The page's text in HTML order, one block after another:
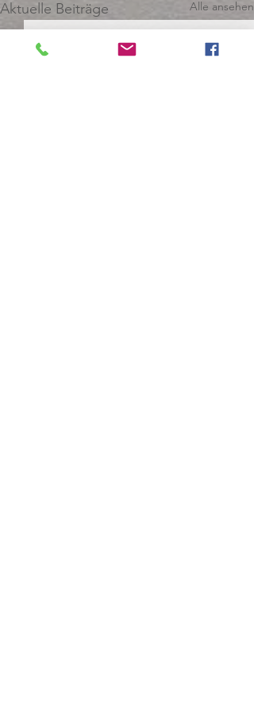
Aktuelle Beiträge Alle ansehen